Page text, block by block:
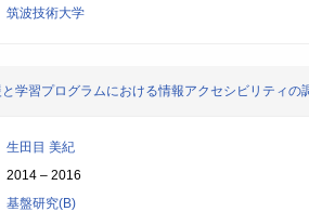
筑波技術大学
学習プログラムにおける情報アクセシビリティの
生田目 美紀
2014 – 2016
基盤研究(B)